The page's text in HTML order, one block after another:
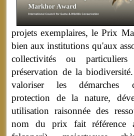
projets exemplaires, le Prix
bien aux institutions qu'aux
collectivités ou
préservation de la
valoriser les démarches
protection de la nature,
utilisation raisonnée des
nom du prix fait référence